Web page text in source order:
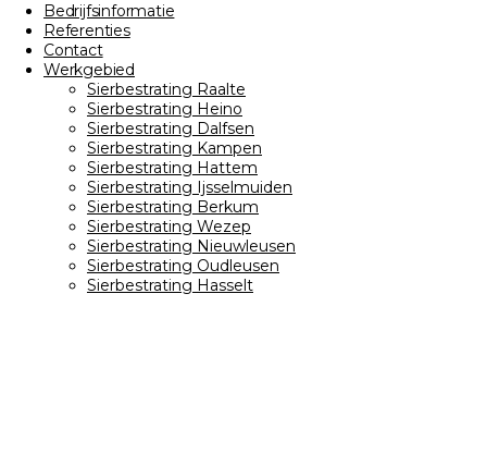
Bedrijfsinformatie
Referenties
Contact
Werkgebied
Sierbestrating Raalte
Sierbestrating Heino
Sierbestrating Dalfsen
Sierbestrating Kampen
Sierbestrating Hattem
Sierbestrating Ijsselmuiden
Sierbestrating Berkum
Sierbestrating Wezep
Sierbestrating Nieuwleusen
Sierbestrating Oudleusen
Sierbestrating Hasselt